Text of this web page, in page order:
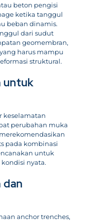
beton pengisi
ketika tanggul
beban dinamis.
dari sudut
geomembran,
harus mampu
struktural.
untuk
keselamatan
perubahan muka
pada kombinasi
untuk
nyata.
dan
anchor trenches,